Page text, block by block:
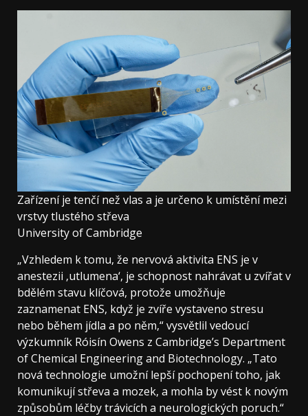
Zařízení je tenčí než vlas a je určeno k umístění mezi
vrstvy tlustého střeva
University of Cambridge
„Vzhledem k tomu, že nervová aktivita ENS je v
anestezii ‚utlumena‘, je schopnost nahrávat u zvířat v
bdělém stavu klíčová, protože umožňuje
zaznamenat ENS, když je zvíře vystaveno stresu
nebo během jídla a po něm,“ vysvětlil vedoucí
výzkumník Róisín Owens z Cambridge’s Department
of Chemical Engineering and Biotechnology. „Tato
nová technologie umožní lepší pochopení toho, jak
komunikují střeva a mozek, a mohla by vést k novým
způsobům léčby trávicích a neurologických poruch.“